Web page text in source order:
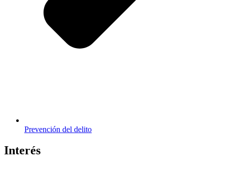
Prevención del delito
Interés